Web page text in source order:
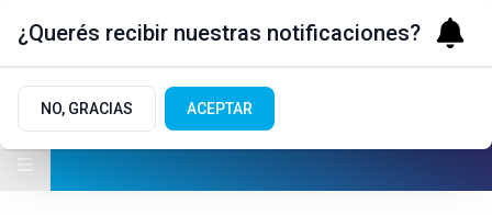
¿Querés recibir nuestras notificaciones?
NO, GRACIAS ACEPTAR